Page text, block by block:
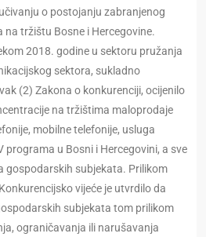
o postojanju zabranjenog
na tržištu Bosne i Hercegovine.
2018. godine u sektoru pružanja
sektora, sukladno
(2) Zakona o konkurenciji, ocijenilo
na tržištima maloprodaje
mobilne telefonije, usluga
programa u Bosni i Hercegovini, a sve
gospodarskih subjekata. Prilikom
vijeće je utvrdilo da
subjekata tom prilikom
ograničavanja ili narušavanja